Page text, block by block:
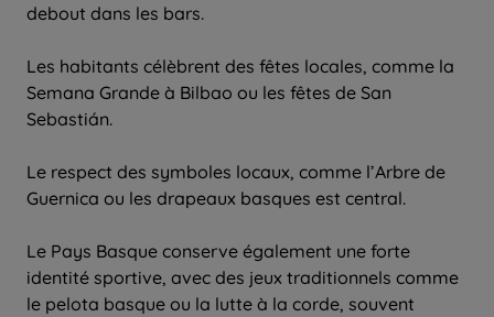
debout dans les bars.
Les habitants célèbrent des fêtes locales, comme la
Semana Grande à Bilbao ou les fêtes de San
Sebastián.
Le respect des symboles locaux, comme l’Arbre de
Guernica ou les drapeaux basques est central.
Le Pays Basque conserve également une forte
identité sportive, avec des jeux traditionnels comme
le pelota basque ou la lutte à la corde, souvent